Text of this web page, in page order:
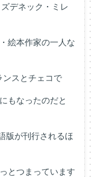
デネック・ミレ
絵本作家の一人な
スとチェコで
もなったのだと
版が刊行されるほ
とつまっています